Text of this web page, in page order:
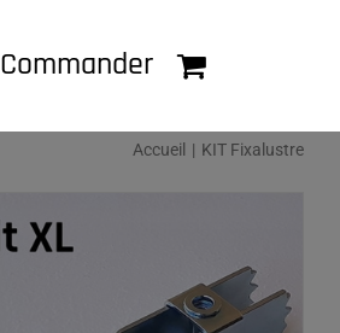
Commander
Accueil KIT Fixalustre